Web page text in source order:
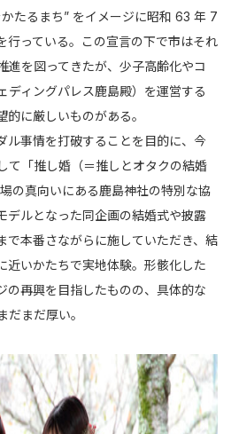
たるまち” をイメージに昭和 63 年 7
行っている。この宣言の下で市はそれ
進を図ってきたが、少子高齢化やコ
ディングパレス鹿島殿）を運営する
に厳しいものがある。
ル事情を打破することを目的に、今
て「推し婚（＝推しとオタクの結婚
の真向いにある鹿島神社の特別な協
デルとなった同企画の結婚式や披露
で本番さながらに施していただき、結
近いかたちで実地体験。形骸化した
の再興を目指したものの、具体的な
だまだ厚い。